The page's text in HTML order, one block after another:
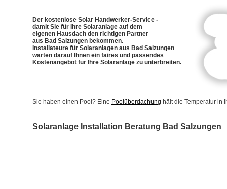
Der kostenlose Solar Handwerker-Service -
damit Sie für Ihre Solaranlage auf dem
eigenen Hausdach den richtigen Partner
aus Bad Salzungen bekommen.
Installateure für Solaranlagen aus Bad Salzungen
warten darauf Ihnen ein faires und passendes
Kostenangebot für Ihre Solaranlage zu unterbreiten.
Sie haben einen Pool? Eine Poolüberdachung hält die Temperatur in
Solaranlage Installation Beratung Bad Salzungen